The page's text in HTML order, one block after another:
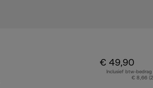
€ 49,90
Inclusief btw-bedrag
€ 8,66